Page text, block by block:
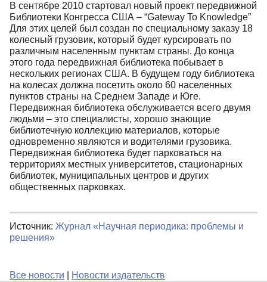
В сентябре 2010 стартовал новый проект передвижной
Библиотеки Конгресса США – “Gateway To Knowledge”
Для этих целей был создан по специальному заказу 18
колесный грузовик, который будет курсировать по
различным населенным пунктам страны. До конца
этого года передвижная библиотека побывает в
нескольких регионах США. В будущем году библиотека
на колесах должна посетить около 60 населенных
пунктов страны на Среднем Западе и Юге.
Передвижная библиотека обслуживается всего двумя
людьми – это специалисты, хорошо знающие
библиотечную коллекцию материалов, которые
одновременно являются и водителями грузовика.
Передвижная библиотека будет парковаться на
территориях местных университетов, стационарных
библиотек, муниципальных центров и других
общественных парковках.
Источник: Журнал «Научная периодика: проблемы и
решения»
Все новости Новости издательств